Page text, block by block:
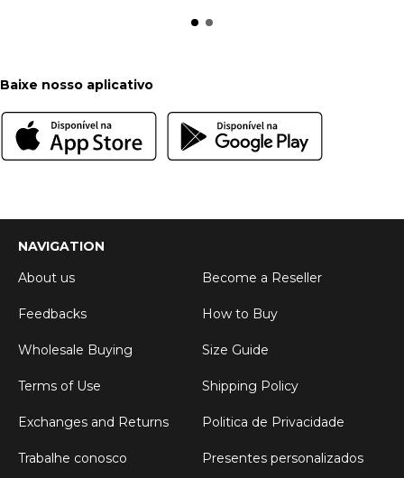
Baixe nosso aplicativo
NAVIGATION
About us
Become a Reseller
Feedbacks How to Buy
Wholesale Buying Size Guide
Terms of Use Shipping Policy
Exchanges and Returns Politica de Privacidade
Trabalhe conosco Presentes personalizados